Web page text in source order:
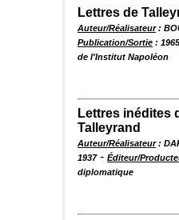
Lettres de
Auteur/Réalisateur:
Publication/Sortie : 1965
de l'Institut Napoléon
Lettres inédites
Talleyrand
Auteur/Réalisateur:
1937- Éditeur/
diplomatique